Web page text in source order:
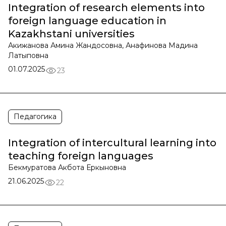
Integration of research elements into
foreign language education in
Kazakhstani universities
Акижанова Амина Жандосовна, Анафинова Мадина
Латыповна
01.07.2025
23
Педагогика
Integration of intercultural learning into
teaching foreign languages
Бекмуратова Акбота Еркыновна
21.06.2025
22